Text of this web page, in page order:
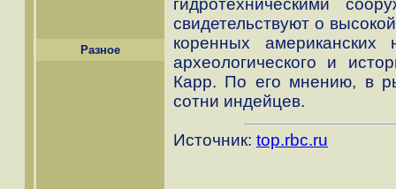
Разное
гидротехническими
свидетельствуют о
коренных американских
археологического и
Карр. По его мнению, в
сотни индейцев.
Источник: top.rbc.ru